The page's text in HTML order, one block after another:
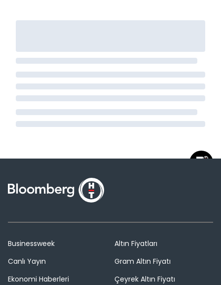
Businessweek
Canlı Yayın
Ekonomi Haberleri
Altın Fiyatları
Gram Altın Fiyatı
Çeyrek Altın Fiyatı